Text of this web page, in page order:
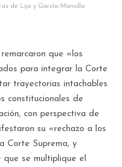
de Lijo y García-Mansilla
que «los
para integrar la Corte
trayectorias intachables
constitucionales de
con perspectiva de
su «rechazo a los
Corte Suprema, y
que se multiplique el